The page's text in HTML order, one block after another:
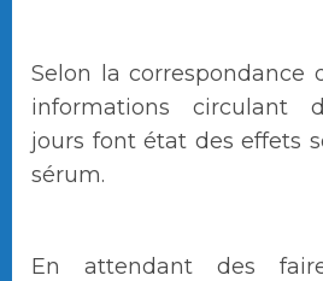
Selon la correspondance
informations circulant
jours font état des effets
sérum.
En attendant des